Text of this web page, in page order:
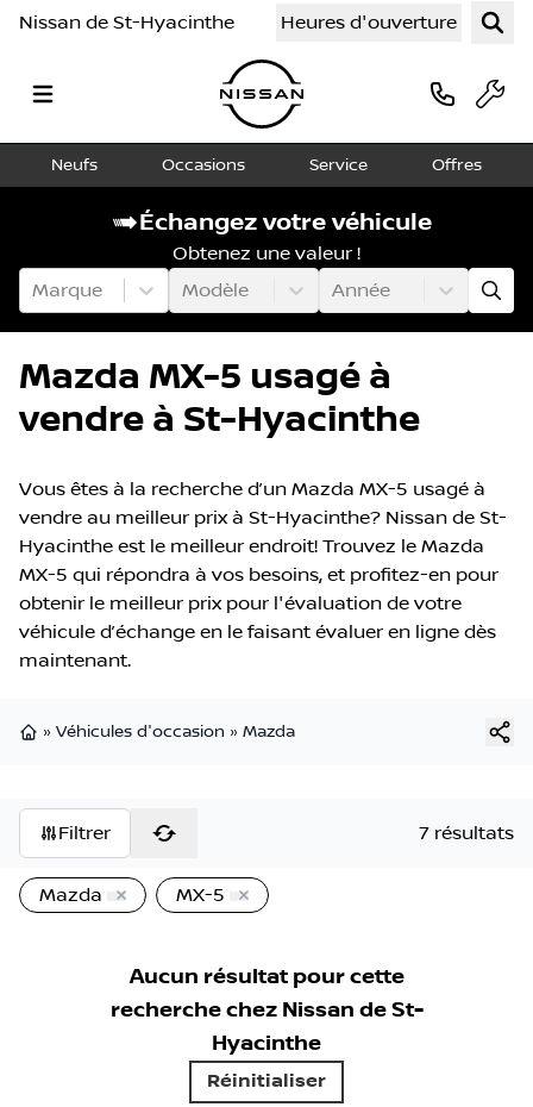
Nissan de St-Hyacinthe Heures d'ouverture
Neufs Occasions Service Offres
Échangez votre véhicule
Obtenez une valeur !
Marque
Modèle Année
Mazda MX-5 usagé à
vendre à St-Hyacinthe
Vous êtes à la recherche d’un Mazda MX-5 usagé à
vendre au meilleur prix à St-Hyacinthe? Nissan de St-
Hyacinthe est le meilleur endroit! Trouvez le Mazda
MX-5 qui répondra à vos besoins, et profitez-en pour
obtenir le meilleur prix pour l'évaluation de votre
véhicule d’échange en le faisant évaluer en ligne dès
maintenant.
» Véhicules d'occasion » Mazda
Filtrer 7 résultats
Mazda MX-5
Aucun résultat pour cette
recherche chez Nissan de St-
Hyacinthe
Réinitialiser